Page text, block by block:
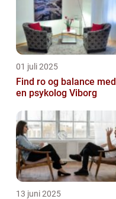
01 juli 2025
Find ro og balance med
en psykolog Viborg
13 juni 2025